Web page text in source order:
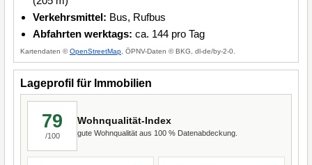
Verkehrsmittel: Bus, Rufbus
Abfahrten werktags: ca. 144 pro Tag
Kartendaten ©OpenStreetMap , ÖPNV-Daten © BKG, dl-de/by-2-0.
Lageprofil für Immobilien
79
/100
Wohnqualität-Index
gute Wohnqualität aus 100 % Datenabdeckung.